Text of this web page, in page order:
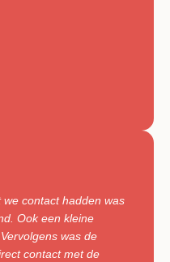
we contact hadden was
Ook een kleine
was de
contact met de